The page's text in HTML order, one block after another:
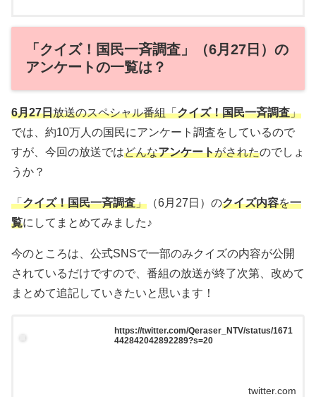
「クイズ！国民一斉調査」（6月27日）の
アンケートの一覧は？
6月27日放送のスペシャル番組「クイズ！国民一斉調査」
では、約10万人の国民にアンケート調査をしているので
すが、今回の放送ではどんなアンケートがされたのでしょ
うか？
「クイズ！国民一斉調査」 （6月27日）のクイズ内容を一
覧にしてまとめてみました♪
今のところは、公式SNSで一部のみクイズの内容が公開
されているだけですので、番組の放送が終了次第、改めて
まとめて追記していきたいと思います！
https://twitter.com/Qeraser_NTV/status/1671
442842042892289?s=20
twitter.com